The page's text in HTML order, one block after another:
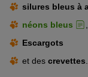
silures bleus à
néons bleus
Escargots
et des crevettes